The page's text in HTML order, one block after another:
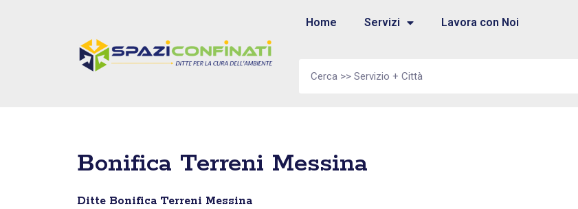
Home Servizi Lavora con Noi
Bonifica Terreni Messina
Ditte Bonifica Terreni Messina